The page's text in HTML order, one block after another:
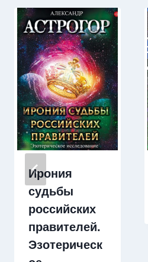
Ирония
судьбы
российских
правителей.
Эзотерическ